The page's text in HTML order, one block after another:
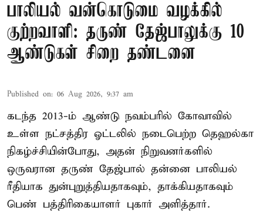
பாலியல் வன்கொடுமை வழக்கில்
குற்றவாளி: தருண் தேஜ்பாலுக்கு 10
ஆண்டுகள் சிறை தண்டனை
Published on: 06 Aug 2026, 9:37 am
கடந்த 2013-ம் ஆண்டு நவம்பரில் கோவாவில்
உள்ள நட்சத்திர ஓட்டலில் நடைபெற்ற தெஹல்கா
நிகழ்ச்சியின்போது, அதன் நிறுவனர்களில்
ஒருவரான தருண் தேஜ்பால் தன்னை பாலியல்
ரீதியாக துன்புறுத்தியதாகவும், தாக்கியதாகவும்
பெண் பத்திரிகையாளர் புகார் அளித்தார்.